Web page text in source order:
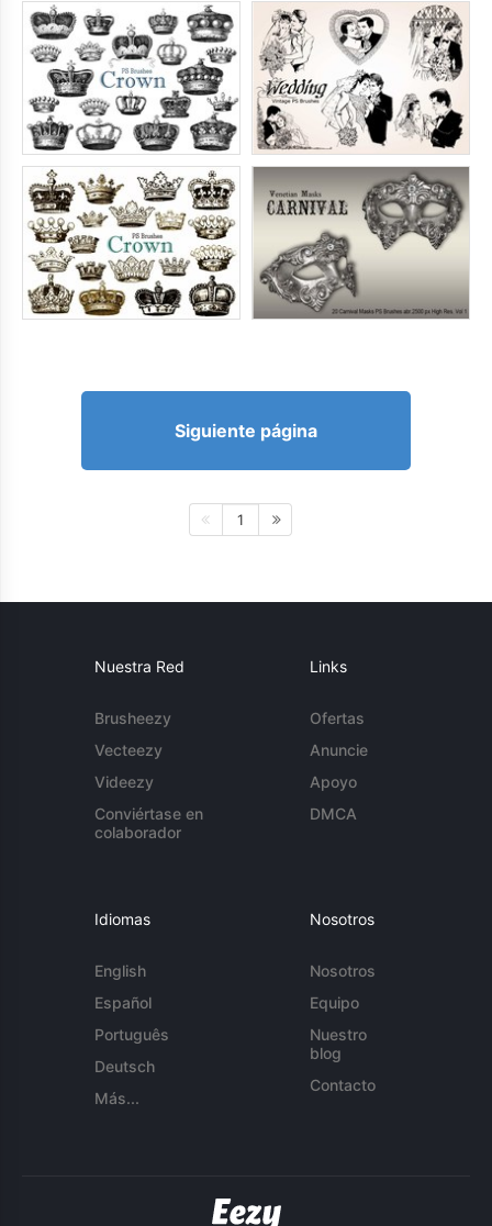
Siguiente página
1
Nuestra Red
Brusheezy
Vecteezy
Videezy
Conviértase en
colaborador
Links
Ofertas
Anuncie
Apoyo
DMCA
Idiomas
English
Español
Português
Deutsch
Más...
Nosotros
Nosotros
Equipo
Nuestro
blog
Contacto